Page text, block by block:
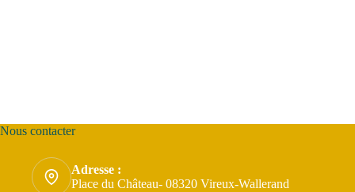
Nous contacter
Adresse :
Place du Château- 08320 Vireux-Wallerand